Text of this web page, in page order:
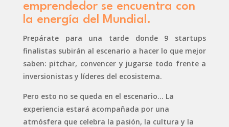
emprendedor se encuentra con
la energía del Mundial.
Prepárate para una tarde donde 9 startups
finalistas subirán al escenario a hacer lo que mejor
saben: pitchar, convencer y jugarse todo frente a
inversionistas y líderes del ecosistema.
Pero esto no se queda en el escenario… La
experiencia estará acompañada por una
atmósfera que celebra la pasión, la cultura y la